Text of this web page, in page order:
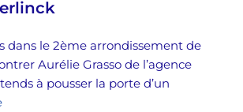
le 2ème arrondissement de
Aurélie Grasso de l’agence
à pousser la porte d’un